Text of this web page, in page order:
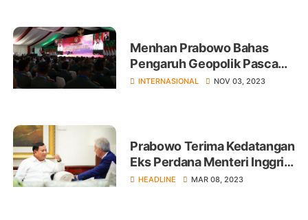
Menhan Prabowo Bahas
Pengaruh Geopolik Pasca
Konflik Internasional Ukraina
INTERNASIONAL NOV 03, 2023
Prabowo Terima Kedatangan
Eks Perdana Menteri Inggris,
Sinyal Dukungan Luar
HEADLINE MAR 08, 2023